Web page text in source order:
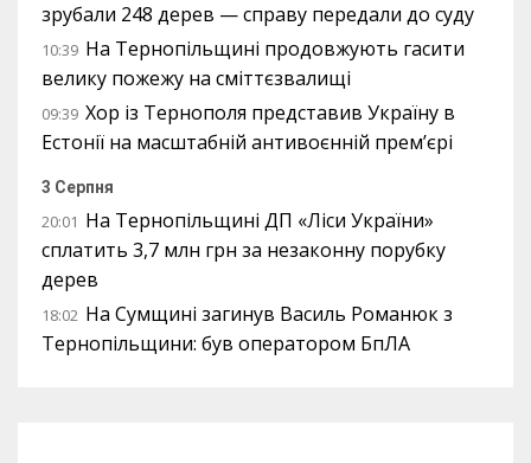
зрубали 248 дерев — справу передали до суду
10:39 На Тернопільщині продовжують гасити
велику пожежу на сміттєзвалищі
09:39 Хор із Тернополя представив Україну в
Естонії на масштабній антивоєнній прем’єрі
3 Серпня
20:01 На Тернопільщині ДП «Ліси України»
сплатить 3,7 млн грн за незаконну порубку
дерев
18:02 На Сумщині загинув Василь Романюк з
Тернопільщини: був оператором БпЛА